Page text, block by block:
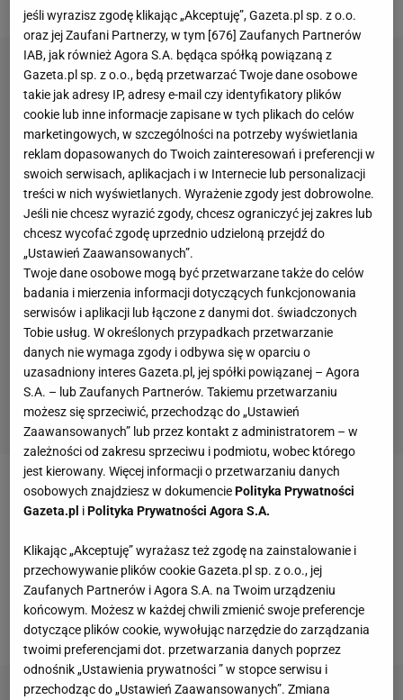
Styl prowansalski to absolutny klasyk. Łączy w sobie
ponadczasowe rozwiązania, które zawsze
doskonale się sprawdzają zarówno w domu, jak i w
mieszkaniu. Naturalne materiały, przeróżne
struktury i stonowane odcienie pomogą stworzyć
nam prawdziwą oazę.
jeśli wyrazisz zgodę klikając „Akceptuję”, Gazeta.pl sp. z o.o.
oraz jej Zaufani Partnerzy, w tym [676] Zaufanych Partnerów
IAB, jak również Agora S.A. będąca spółką powiązaną z
Gazeta.pl sp. z o.o., będą przetwarzać Twoje dane osobowe
takie jak adresy IP, adresy e-mail czy identyfikatory plików
cookie lub inne informacje zapisane w tych plikach do celów
marketingowych, w szczególności na potrzeby wyświetlania
reklam dopasowanych do Twoich zainteresowań i preferencji w
swoich serwisach, aplikacjach i w Internecie lub personalizacji
treści w nich wyświetlanych. Wyrażenie zgody jest dobrowolne.
Jeśli nie chcesz wyrazić zgody, chcesz ograniczyć jej zakres lub
chcesz wycofać zgodę uprzednio udzieloną przejdź do
„Ustawień Zaawansowanych”.
Twoje dane osobowe mogą być przetwarzane także do celów
badania i mierzenia informacji dotyczących funkcjonowania
serwisów i aplikacji lub łączone z danymi dot. świadczonych
Tobie usług. W określonych przypadkach przetwarzanie
danych nie wymaga zgody i odbywa się w oparciu o
uzasadniony interes Gazeta.pl, jej spółki powiązanej – Agora
S.A. – lub Zaufanych Partnerów. Takiemu przetwarzaniu
możesz się sprzeciwić, przechodząc do „Ustawień
Zaawansowanych” lub przez kontakt z administratorem – w
zależności od zakresu sprzeciwu i podmiotu, wobec którego
jest kierowany. Więcej informacji o przetwarzaniu danych
osobowych znajdziesz w dokumenciePolityka Prywatności
Gazeta.pl iPolityka Prywatności Agora S.A.
Klikając „Akceptuję” wyrażasz też zgodę na zainstalowanie i
przechowywanie plików cookie Gazeta.pl sp. z o.o., jej
Zaufanych Partnerów i Agora S.A. na Twoim urządzeniu
końcowym. Możesz w każdej chwili zmienić swoje preferencje
dotyczące plików cookie, wywołując narzędzie do zarządzania
twoimi preferencjami dot. przetwarzania danych poprzez
odnośnik „Ustawienia prywatności ” w stopce serwisu i
przechodząc do „Ustawień Zaawansowanych”. Zmiana